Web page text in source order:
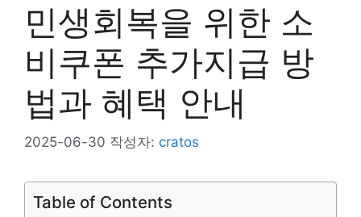
민생회복을 위한 소
비쿠폰 추가지급 방
법과 혜택 안내
2025-06-30 작성자: cratos
Table of Contents